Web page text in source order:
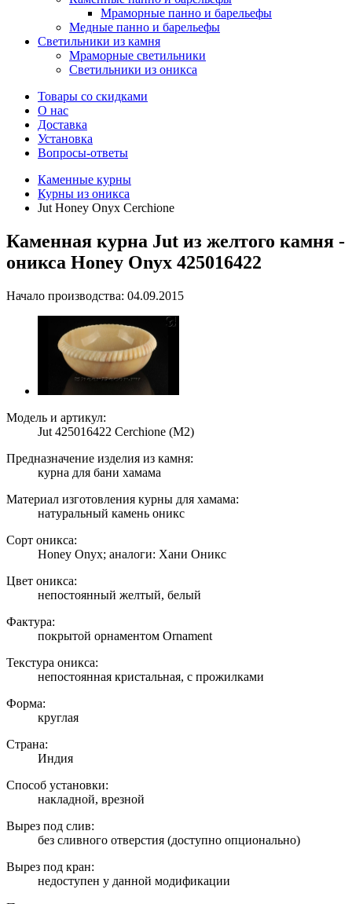
Мраморные панно и барельефы
Медные панно и барельефы
Светильники из камня
Мраморные светильники
Светильники из оникса
Товары со скидками
О нас
Доставка
Установка
Вопросы-ответы
Каменные курны
Курны из оникса
Jut Honey Onyx Cerchione
Каменная курна Jut из желтого камня -
оникса Honey Onyx 425016422
Начало производства: 04.09.2015
Модель и артикул:
Jut 425016422 Cerchione (M2)
Предназначение изделия из камня:
курна для бани хамама
Материал изготовления курны для хамама:
натуральный камень оникс
Сорт оникса:
Honey Onyx; аналоги: Хани Оникс
Цвет оникса:
непостоянный желтый, белый
Фактура:
покрытой орнаментом Ornament
Текстура оникса:
непостоянная кристальная, с прожилками
Форма:
круглая
Страна:
Индия
Способ установки:
накладной, врезной
Вырез под слив:
без сливного отверстия (доступно опционально)
Вырез под кран:
недоступен у данной модификации